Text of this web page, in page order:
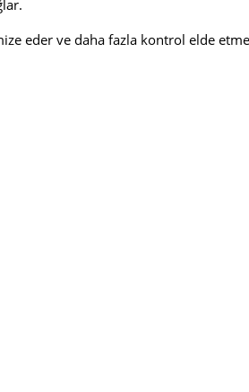
eder ve daha fazla kontrol elde